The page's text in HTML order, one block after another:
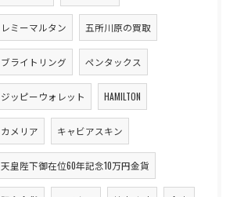
レミーマルタン 五所川原の買取
ブライトリング ペンタックス
ジッピーウォレット HAMILTON
カメリア キャビアスキン
天皇陛下御在位60年記念10万円金貨